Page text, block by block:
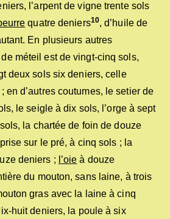
l’arpent de vigne trente sols
quatre deniers10, d’huile de
En plusieurs autres
méteil est de vingt-cinq sols,
deux sols six deniers, celle
en d’autres coutumes, le setier de
le seigle à dix sols, l’orge à sept
la chartée de foin de douze
sur le pré, à cinq sols ; la
deniers ; l’oie à douze
du mouton, sans laine, à trois
gras avec la laine à cinq
huit deniers, la poule à six